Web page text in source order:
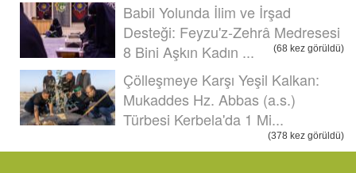
Babil Yolunda İlim ve İrşad
Desteği: Feyzu'z-Zehrâ Medresesi
8 Bini Aşkın Kadın ...
(68 kez görüldü)
Çölleşmeye Karşı Yeşil Kalkan:
Mukaddes Hz. Abbas (a.s.)
Türbesi Kerbela'da 1 Mi...
(378 kez görüldü)